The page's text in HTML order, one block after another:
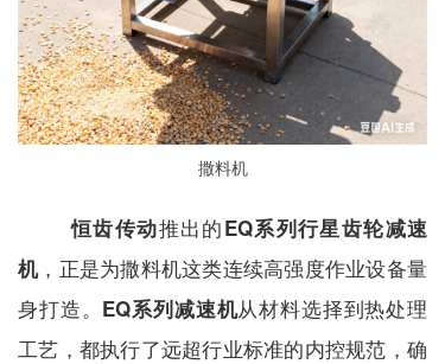
撒料机
恒齿传动推出的EQ系列行星齿轮减速
机，正是为撒料机这类连续高强度作业设备量
身打造。 EQ系列减速机从材料选择到热处理
工艺，都执行了远超行业标准的内控规范，确